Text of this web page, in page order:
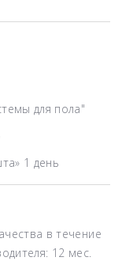
для пола"
1 день
в течение
12 мес.